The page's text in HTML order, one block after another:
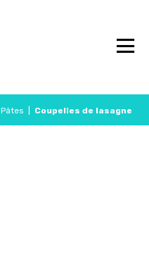
Pâtes Coupelles de lasagne